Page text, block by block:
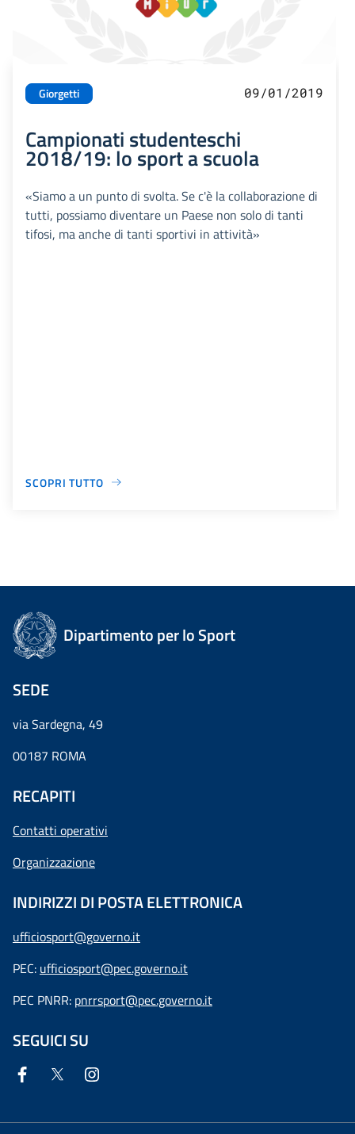
Giorgetti 09/01/2019
Campionati studenteschi
2018/19: lo sport a scuola
«Siamo a un punto di svolta. Se c'è la collaborazione di
tutti, possiamo diventare un Paese non solo di tanti
tifosi, ma anche di tanti sportivi in attività»
SCOPRI TUTTO
Dipartimento per lo Sport
SEDE
via Sardegna, 49
00187 ROMA
RECAPITI
Contatti operativi
Organizzazione
INDIRIZZI DI POSTA ELETTRONICA
ufficiosport@governo.it
PEC: ufficiosport@pec.governo.it
PEC PNRR: pnrrsport@pec.governo.it
SEGUICI SU